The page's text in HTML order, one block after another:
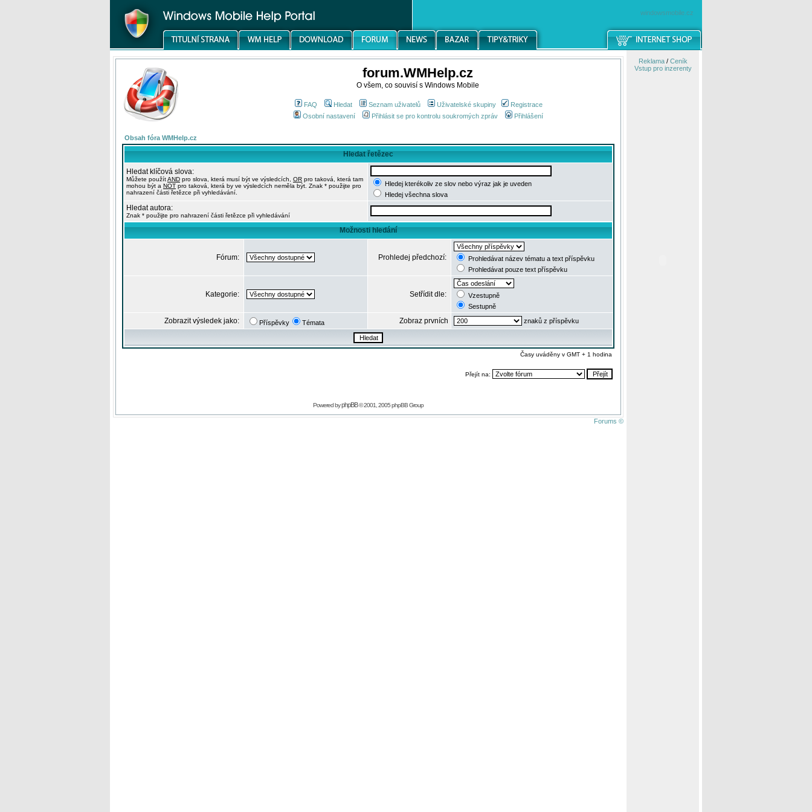
windowsmobile.cz
forum.WMHelp.cz
O všem, co souvisí s Windows Mobile
FAQ Hledat Seznam uživatelů Uživatelské skupiny
Registrace
Osobní nastavení
Přihlásit se pro kontrolu soukromých zpráv Přihlášení
Obsah fóra WMHelp.cz
Hledat řetězec
Hledat klíčová slova:
Můžete použítAND pro slova, která musí být ve výsledcích, OR pro taková, která tam
mohou být a NOT pro taková, která by ve výsledcích neměla být. Znak * použijte pro
nahrazení části řetězce při vyhledávání.
Hledej kterékoliv ze slov nebo výraz jak je uveden
Hledej všechna slova
Hledat autora:
Znak * použijte pro nahrazení části řetězce při vyhledávání
Možnosti hledání
Fórum: Prohledej předchozí:
Prohledávat název tématu a text příspěvku
Prohledávat pouze text příspěvku
Kategorie: Setřídit dle:
Vzestupně
Sestupně
Zobrazit výsledek jako: Příspěvky Témata Zobraz prvních znaků z příspěvku
Časy uváděny v GMT + 1 hodina
Přejít na:
Powered byphpBB© 2001, 2005 phpBB Group
Forums ©
Reklama/ Ceník
Vstup pro inzerenty